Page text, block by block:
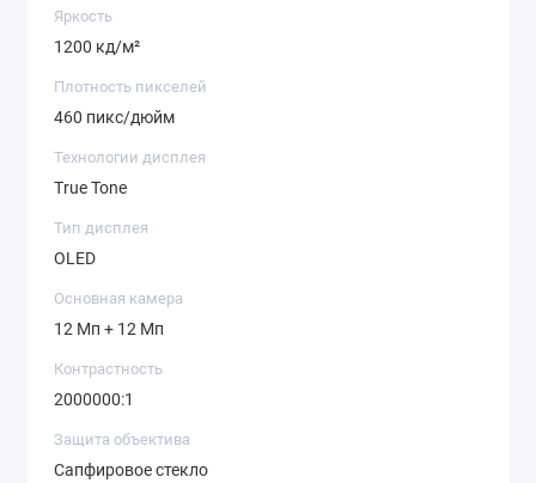
Яркость
1200 кд/м²
Плотность пикселей
460 пикс/дюйм
Технологии дисплея
True Tone
Тип дисплея
OLED
Основная камера
12 Мп + 12 Мп
Контрастность
2000000:1
Защита объектива
Сапфировое стекло